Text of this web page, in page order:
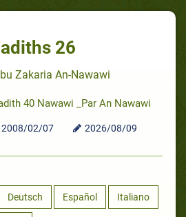
26
Zakaria An-Nawawi
40 Nawawi _Par An Nawawi
2008/02/07 2026/08/09
Deutsch Español Italiano